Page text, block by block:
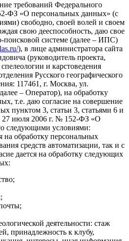
требований Федерального
ФЗ «О персональных данных» (с
свободно, своей волей и своем
свою дееспособность, даю свое
поисковой системе (далее – ИПС)
), в лице администратора сайта
(руководитель проекта,
и карстоведения
Русского географического
117461, г. Москва, ул.
– Оператор), на обработку
т.е. даю согласие на совершение
пунктом 3, статьи 3, статьями 6 и
27 июля 2006 г. № 152-ФЗ «О
следующими условиями:
на обработку персональных
средств автоматизации, так и с
дается на обработку следующих
деятельности: стаж
принадлежность к клубу,